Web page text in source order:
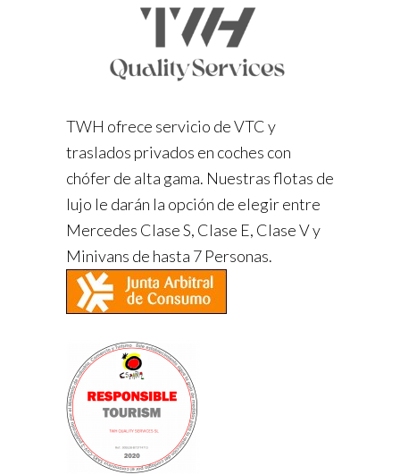
TWH ofrece servicio de VTC y
traslados privados en coches con
chófer de alta gama. Nuestras flotas de
lujo le darán la opción de elegir entre
Mercedes Clase S, Clase E, Clase V y
Minivans de hasta 7 Personas.